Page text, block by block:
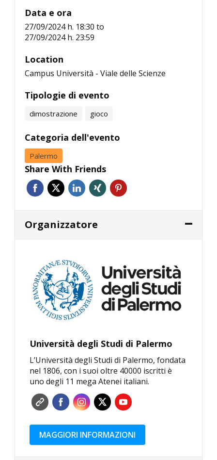
Data e ora
27/09/2024 h. 18:30 to
27/09/2024 h. 23:59
Location
Campus Università - Viale delle Scienze
Tipologie di evento
dimostrazione gioco
Categoria dell'evento
Palermo
Share With Friends
Organizzatore
Università degli Studi di Palermo
L’Università degli Studi di Palermo, fondata
nel 1806, con i suoi oltre 40000 iscritti è
uno degli 11 mega Atenei italiani.
MAGGIORI INFORMAZIONI